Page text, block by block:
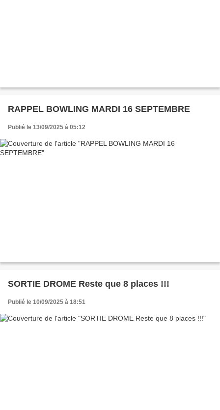
RAPPEL BOWLING MARDI 16 SEPTEMBRE
Publié le 13/09/2025 à 05:12
SORTIE DROME Reste que 8 places !!!
Publié le 10/09/2025 à 18:51